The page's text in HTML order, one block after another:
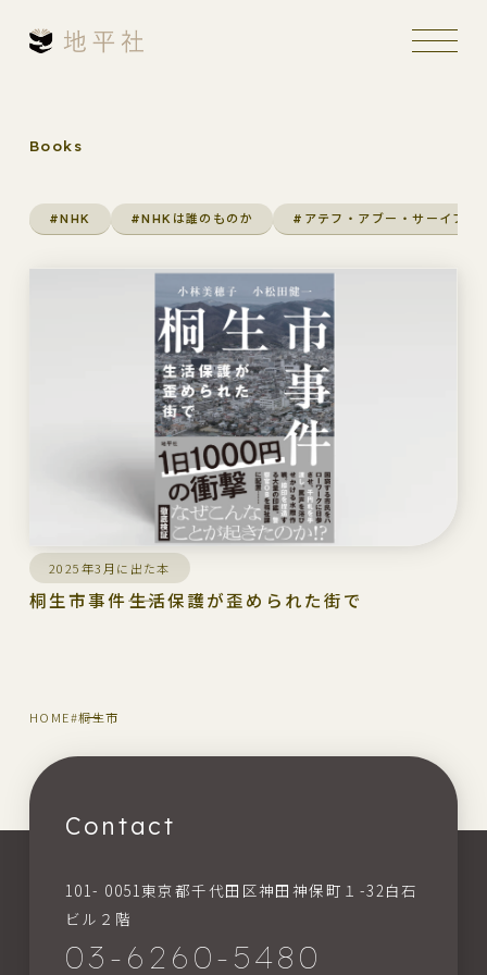
Books
#NHK #NHKは誰のものか #アテフ・アブー・サーイフ
2025年3月に出た本
桐生市事件――生活保護が歪められた街で
HOME#桐生市
Contact
101- 0051東京都千代田区神田神保町１-32白石
ビル２階
03-6260-5480